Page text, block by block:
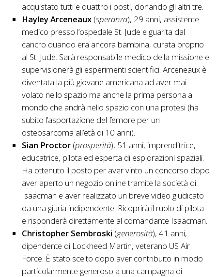
acquistato tutti e quattro i posti, donando gli altri tre.
Hayley Arceneaux (speranza), 29 anni, assistente
medico presso l’ospedale St. Jude e guarita dal
cancro quando era ancora bambina, curata proprio
al St. Jude. Sarà responsabile medico della missione e
supervisionerà gli esperimenti scientifici. Arceneaux è
diventata la più giovane americana ad aver mai
volato nello spazio ma anche la prima persona al
mondo che andrà nello spazio con una protesi (ha
subito l’asportazione del femore per un
osteosarcoma all’età di 10 anni).
Sian Proctor (prosperità), 51 anni, imprenditrice,
educatrice, pilota ed esperta di esplorazioni spaziali.
Ha ottenuto il posto per aver vinto un concorso dopo
aver aperto un negozio online tramite la società di
Isaacman e aver realizzato un breve video giudicato
da una giuria indipendente. Ricoprirà il ruolo di pilota
e risponderà direttamente al comandante Isaacman.
Christopher Sembroski (generosità), 41 anni,
dipendente di Lockheed Martin, veterano US Air
Force. È stato scelto dopo aver contribuito in modo
particolarmente generoso a una campagna di